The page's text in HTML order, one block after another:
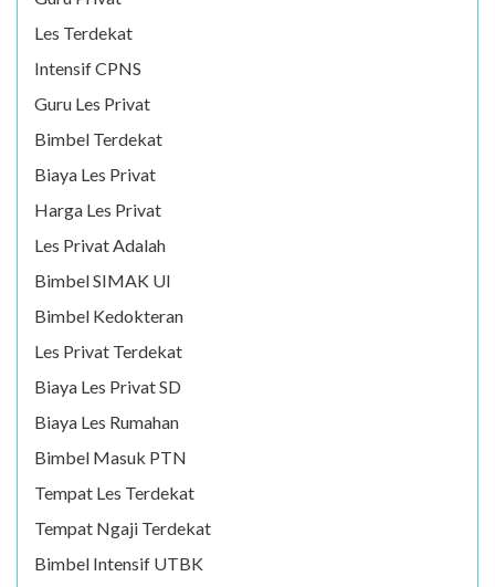
Les Terdekat
Intensif CPNS
Guru Les Privat
Bimbel Terdekat
Biaya Les Privat
Harga Les Privat
Les Privat Adalah
Bimbel SIMAK UI
Bimbel Kedokteran
Les Privat Terdekat
Biaya Les Privat SD
Biaya Les Rumahan
Bimbel Masuk PTN
Tempat Les Terdekat
Tempat Ngaji Terdekat
Bimbel Intensif UTBK